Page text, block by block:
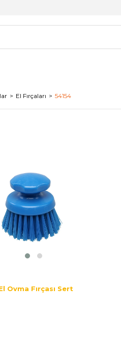
El Fırçaları 54154
Ovma Fırçası Sert